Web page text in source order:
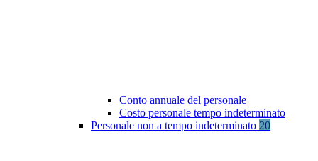
Conto annuale del personale
Costo personale tempo indeterminato
Personale non a tempo indeterminato 20